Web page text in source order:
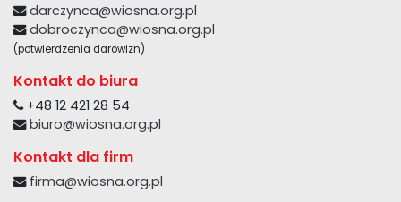
darczynca@wiosna.org.pl
dobroczynca@wiosna.org.pl
(potwierdzenia darowizn)
Kontakt do biura
+48 12 421 28 54
biuro@wiosna.org.pl
Kontakt dla firm
firma@wiosna.org.pl